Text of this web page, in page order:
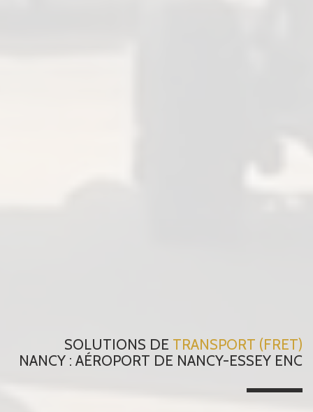
SOLUTIONS DE TRANSPORT (FRET)
NANCY : AÉROPORT DE NANCY-ESSEY ENC